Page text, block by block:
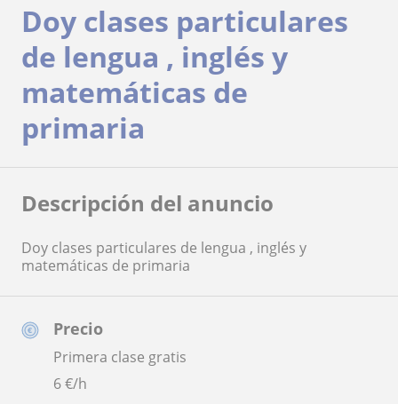
Precio
Primera clase gratis
6€/h
Doy clases particulares
de lengua , inglés y
matemáticas de
primaria
Descripción del anuncio
Doy clases particulares de lengua , inglés y
matemáticas de primaria